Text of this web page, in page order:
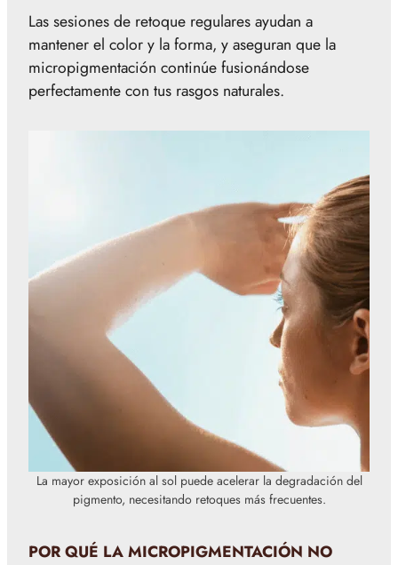
Las sesiones de retoque regulares ayudan a
mantener el color y la forma, y aseguran que la
micropigmentación continúe fusionándose
perfectamente con tus rasgos naturales.
La mayor exposición al sol puede acelerar la degradación del
pigmento, necesitando retoques más frecuentes.
POR QUÉ LA MICROPIGMENTACIÓN NO